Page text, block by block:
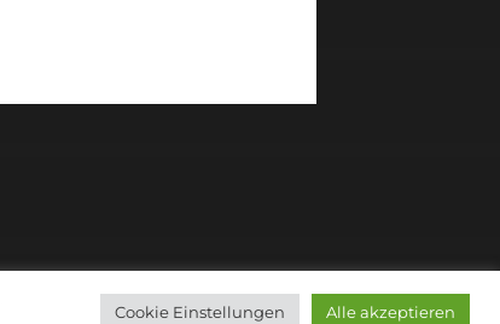
Cookie Einstellungen Alle akzeptieren